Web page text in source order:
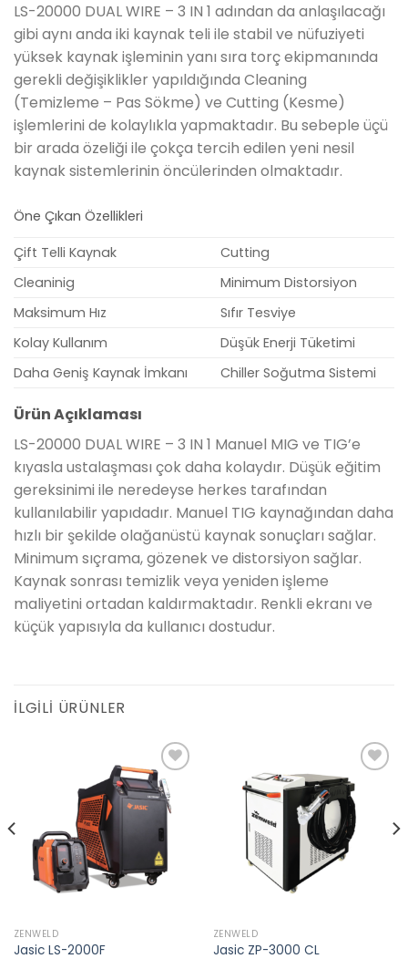
LS-20000 DUAL WIRE – 3 IN 1 adından da anlaşılacağı
gibi aynı anda iki kaynak teli ile stabil ve nüfuziyeti
yüksek kaynak işleminin yanı sıra torç ekipmanında
gerekli değişiklikler yapıldığında Cleaning
(Temizleme – Pas Sökme) ve Cutting (Kesme)
işlemlerini de kolaylıkla yapmaktadır. Bu sebeple üçü
bir arada özeliği ile çokça tercih edilen yeni nesil
kaynak sistemlerinin öncülerinden olmaktadır.
Öne Çıkan Özellikleri
Çift Telli Kaynak
Cutting
Cleaninig
Minimum Distorsiyon
Maksimum Hız
Sıfır Tesviye
Kolay Kullanım
Düşük Enerji Tüketimi
Daha Geniş Kaynak İmkanı
Chiller Soğutma Sistemi
Ürün Açıklaması
LS-20000 DUAL WIRE – 3 IN 1 Manuel MIG ve TIG’e
kıyasla ustalaşması çok daha kolaydır. Düşük eğitim
gereksinimi ile neredeyse herkes tarafından
kullanılabilir yapıdadır. Manuel TIG kaynağından daha
hızlı bir şekilde olağanüstü kaynak sonuçları sağlar.
Minimum sıçrama, gözenek ve distorsiyon sağlar.
Kaynak sonrası temizlik veya yeniden işleme
maliyetini ortadan kaldırmaktadır. Renkli ekranı ve
küçük yapısıyla da kullanıcı dostudur.
İLGILI ÜRÜNLER
Add to
wishlist
ZENWELD
Jasic LS-2000F
Add to
wishlist
ZENWELD
Jasic ZP-3000 CL